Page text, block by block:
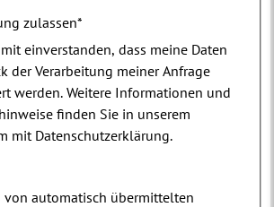
zulassen*
einverstanden, dass meine Daten
der Verarbeitung meiner Anfrage
werden. Weitere Informationen und
finden Sie in unserem
mit Datenschutzerklärung.
von automatisch übermittelten